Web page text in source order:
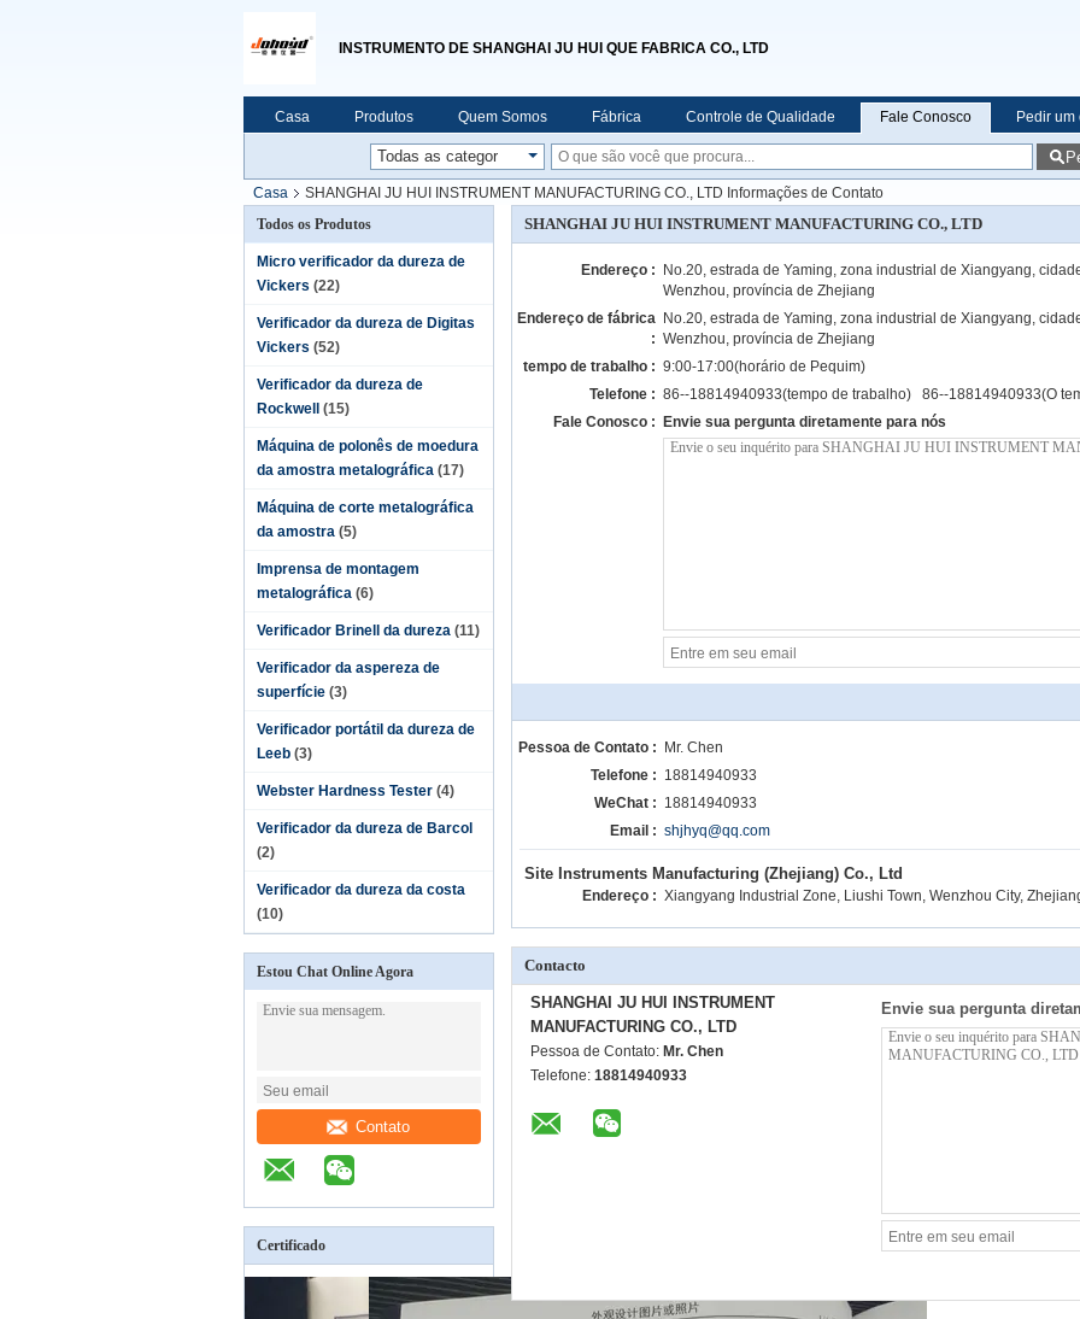
INSTRUMENTO DE SHANGHAI JU HUI QUE FABRICA CO., LTD
Casa Produtos Quem Somos Fábrica Controle de Qualidade Fale Conosco Pedir um
Casa
SHANGHAI JU HUI INSTRUMENT MANUFACTURING CO., LTD Informações de Contato
Todos os Produtos
Micro verificador da dureza de
Vickers (22)
Verificador da dureza de Digitas
Vickers (52)
Verificador da dureza de
Rockwell
(15)
Máquina de polonês de moedura
da amostra metalográfica (17)
Máquina de corte metalográfica
da amostra (5)
Imprensa de montagem
metalográfica (6)
Verificador Brinell da dureza (11)
Verificador da aspereza de
superfície (3)
Verificador portátil da dureza de
Leeb (3)
Webster Hardness Tester (4)
Verificador da dureza de Barcol
(2)
Verificador da dureza da costa
(10)
Estou Chat Online Agora
Contato
Certificado
SHANGHAI JU HUI INSTRUMENT MANUFACTURING CO., LTD
Endereço :
No.20, estrada de Yaming, zona industrial de Xiangyang,
Wenzhou, província de Zhejiang
Endereço de fábrica
:
No.20, estrada de Yaming, zona industrial de Xiangyang,
Wenzhou, província de Zhejiang
tempo de trabalho : 9:00-17:00(horário de Pequim)
Telefone : 86--18814940933(tempo de trabalho) 86--18814940933(O
Fale Conosco :
Envie sua pergunta diretamente para nós
Pessoa de Contato :
Mr. Chen
Telefone : 18814940933
WeChat : 18814940933
Email : shjhyq@qq.com
Site Instruments Manufacturing (Zhejiang) Co., Ltd
Endereço : Xiangyang Industrial Zone, Liushi Town, Wenzhou City,
Contacto
SHANGHAI JU HUI INSTRUMENT
MANUFACTURING CO., LTD
Pessoa de Contato: Mr. Chen
Telefone: 18814940933
Envie sua pergunta